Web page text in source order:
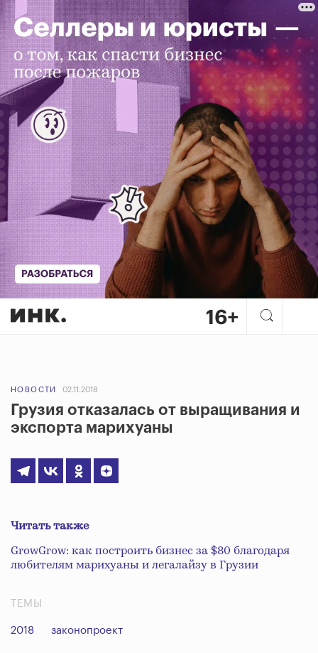
НОВОСТИ 02.11.2018
Грузия отказалась от выращивания и
экспорта марихуаны
Читать также
GrowGrow: как построить бизнес за $80 благодаря
любителям марихуаны и легалайзу в Грузии
ТЕМЫ
2018 законопроект